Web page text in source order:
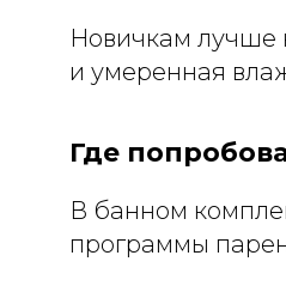
Новичкам лучше
и умеренная
Где
В банном
программы